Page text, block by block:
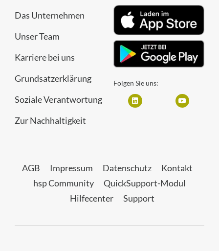
Das Unternehmen
Unser Team
Karriere bei uns
Grundsatzerklärung
Soziale Verantwortung
Zur Nachhaltigkeit
Folgen Sie uns:
AGB Impressum Datenschutz
Kontakt
hsp Community
QuickSupport-Modul
Hilfecenter
Support